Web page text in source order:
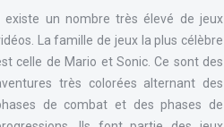
Il existe un nombre très élevé de jeux
La famille de jeux la plus célèbre
celle de Mario et Sonic. Ce sont des
très colorées alternant des
de combat et des phases de